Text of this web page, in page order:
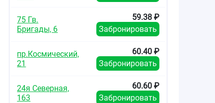
75 Гв.
Бригады, 6
59.38 ₽
Забронировать
пр.Космический,
21
60.40 ₽
Забронировать
24я Северная,
163
60.60 ₽
Забронировать